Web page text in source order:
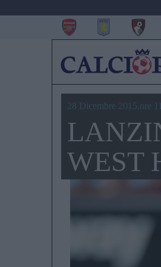
28 Dicembre 2015,ore
WEST